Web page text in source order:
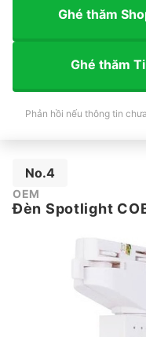
Ghé thăm
Ghé thăm
Phản hồi nếu thông tin
No.4
OEM
Đèn Spotlight